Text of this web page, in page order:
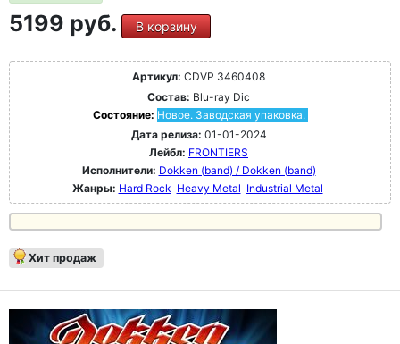
5199 руб. В корзину
Артикул: CDVP 3460408
Состав: Blu-ray Dic
Состояние: Новое. Заводская упаковка.
Дата релиза: 01-01-2024
Лейбл: FRONTIERS
Исполнители: Dokken (band) / Dokken (band)
Жанры: Hard Rock Heavy Metal Industrial Metal
Хит продаж